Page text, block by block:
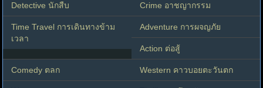
Detective นักสืบ Crime อาชญากรรม
Time Travel การเดินทางข้าม
เวลา
Adventure การผจญภัย
Action ต่อสู้
Comedy ตลก Western คาวบอยตะวันตก